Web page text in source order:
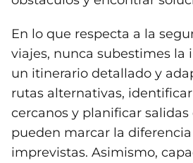
En lo que respecta a la
viajes, nunca subestimes la
un itinerario detallado y
rutas alternativas,
cercanos y planificar
pueden marcar la
imprevistas. Asimismo,